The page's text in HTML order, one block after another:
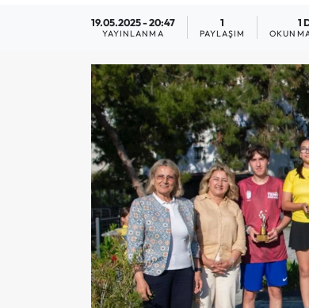
19.05.2025 - 20:47
YAYINLANMA
1
PAYLAŞIM
1